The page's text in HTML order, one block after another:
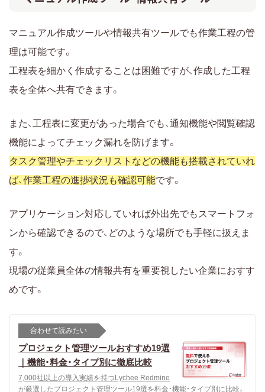
マニュアル作成ツールや情報共有ツールでも作業工程の管
理は可能です。
工程表を細かく作成することは困難ですが、作成した工程
表を全体へ共有できます。
また、工程表に変更があった場合でも、通知機能や閲覧確認
機能によってチェック漏れを防げます。
タスク管理やチェックリストなどの機能も搭載されていれ
ば、作業工程の進捗状況も確認可能です。
アプリケーション対応していれば外出先でもスマートフォ
ンから確認できるので、どのような場所でも手軽に扱えま
す。
現場の従業員全体の情報共有を重要視したい企業におすす
めです。
合わせて読みたい
プロジェクト管理ツールおすすめ19選
｜機能・料金・タイプ別に徹底比較
7,000社以上の導入実績を持つLychee Redmine
が厳選したプロジェクト管理ツール19選を料金・機能・タイプ別に比較。